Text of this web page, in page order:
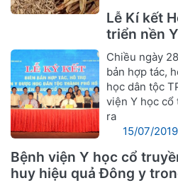
Lễ Kí kết
triển nền
Nghệ An
Chiều ngày
bản hợp tác,
học dân tộc
viện Y học cổ
ra
15/07/
Bệnh viện Y học cổ
huy hiệu quả Đông y